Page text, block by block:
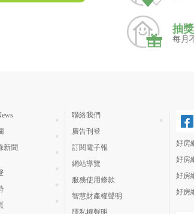
抽
每月
新聞
聯絡我們
廣告刊登
訂閱電子報
網站導覽
服務使用條款
智慧財產權聲明
隱私權聲明
好房
好房
好房
好房